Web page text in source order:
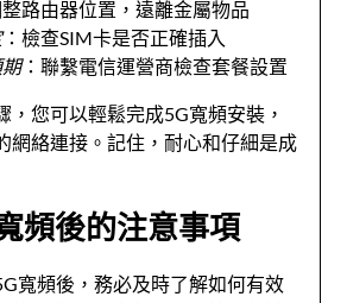
路由器位置，遠離金屬物品
：檢查SIM卡是否正確插入
：聯繫電信運營商檢查套餐設置
，您可以輕鬆完成5G寬頻安裝，
網絡連接。記住，耐心和仔細是成
頻後的注意事項
寬頻後，務必及時了解如何有效